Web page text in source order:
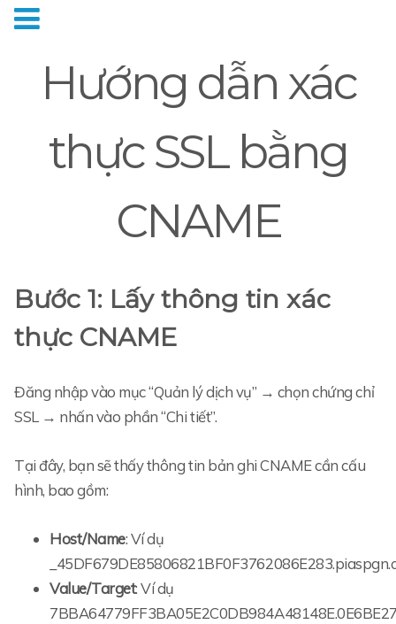
Hướng dẫn xác
thực SSL bằng
CNAME
Bước 1: Lấy thông tin xác
thực CNAME
Đăng nhập vào mục “Quản lý dịch vụ” → chọn chứng chỉ
SSL → nhấn vào phần “Chi tiết”.
Tại đây, bạn sẽ thấy thông tin bản ghi CNAME cần cấu
hình, bao gồm:
Host/Name: Ví dụ
Value/Target: Ví dụ